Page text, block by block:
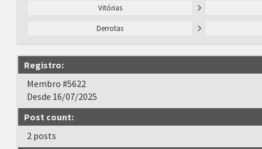
Vitórias
Derrotas
Registro:
Membro #5622
Desde 16/07/2025
Post count:
2 posts